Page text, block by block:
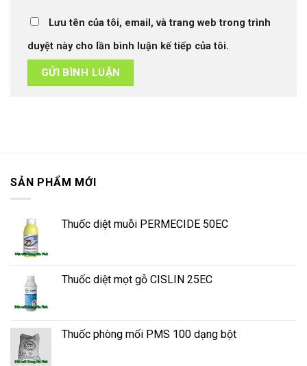
Lưu tên của tôi, email, và trang web trong trình
duyệt này cho lần bình luận kế tiếp của tôi.
SẢN PHẨM MỚI
Thuốc diệt muỗi PERMECIDE 50EC
Thuốc diệt mọt gỗ CISLIN 25EC
Thuốc phòng mối PMS 100 dạng bột